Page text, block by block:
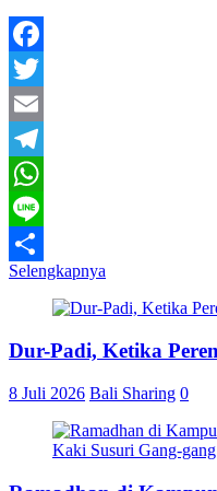
Facebook
Twitter
Email
Telegram
WhatsApp
Line
Share
Selengkapnya
Dur-Padi, Ketika
8 Juli 2026 Bali Sharing 0